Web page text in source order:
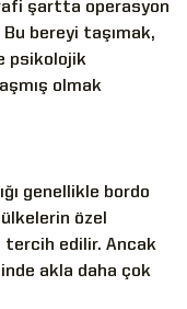
şartta operasyon
bereyi taşımak,
psikolojik
olmak
genellikle bordo
özel
tercih edilir. Ancak
akla daha çok